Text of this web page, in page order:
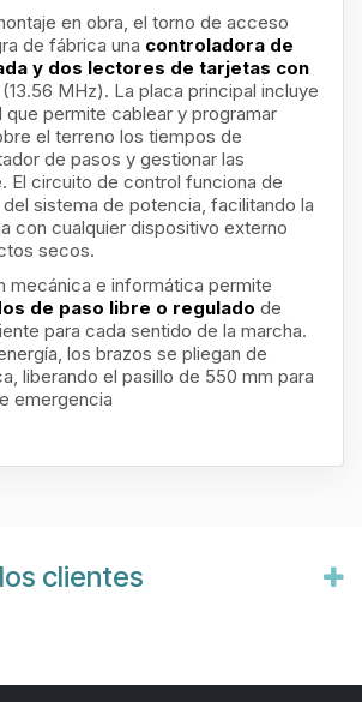
en obra, el torno de acceso
de fábrica una controladora de
y dos lectores de tarjetas con
(13.56 MHz). La placa principal incluye
que permite cablear y programar
el terreno los tiempos de
de pasos y gestionar las
El circuito de control funciona de
sistema de potencia, facilitando la
con cualquier dispositivo externo
secos.
mecánica e informática permite
de paso libre o regulado de
para cada sentido de la marcha.
los brazos se pliegan de
liberando el pasillo de 550 mm para
emergencia
clientes